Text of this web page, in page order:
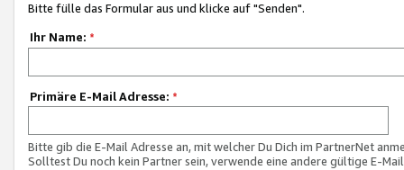
Bitte fülle das Formular aus und klicke auf "Senden".
Ihr Name: *
Primäre E-Mail Adresse: *
Bitte gib die E-Mail Adresse an, mit welcher Du Dich im PartnerNet
Solltest Du noch kein Partner sein, verwende eine andere gültige E-